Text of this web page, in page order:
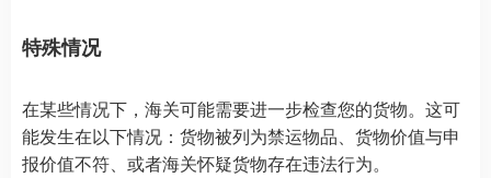
特殊情况
在某些情况下，海关可能需要进一步检查您的货物。这可
能发生在以下情况：货物被列为禁运物品、货物价值与申
报价值不符、或者海关怀疑货物存在违法行为。